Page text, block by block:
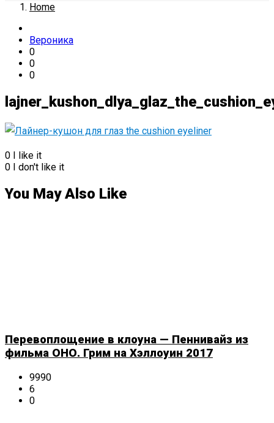
Home
Вероника
0
0
0
0 I like it
0 I don't like it
You May Also Like
Перевоплощение в клоуна — Пеннивайз из
фильма ОНО. Грим на Хэллоуин 2017
9990
6
0